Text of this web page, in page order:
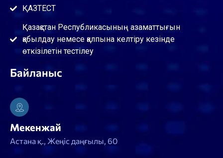
ҚАЗТЕСТ
Қазақстан Республикасының азаматтығын
қабылдау немесе қалпына келтіру кезінде
өткізілетін тестілеу
Байланыс
Мекенжай
Астана қ., Жеңіс даңғылы, 60